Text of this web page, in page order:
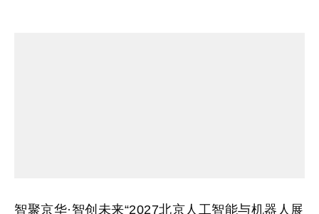
智聚京华·智创未来“2027北京人工智能与机器人展